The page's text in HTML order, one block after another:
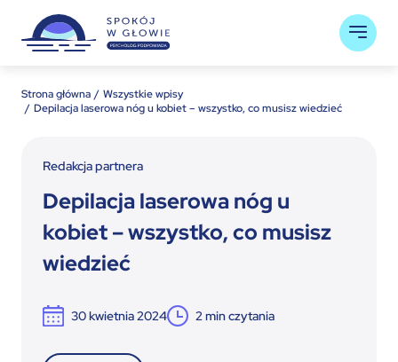
Strona główna
Wszystkie wpisy
Depilacja laserowa nóg u kobiet – wszystko, co musisz wiedzieć
Redakcja partnera
Depilacja laserowa nóg u
kobiet – wszystko, co musisz
wiedzieć
30 kwietnia 2024 2 min czytania